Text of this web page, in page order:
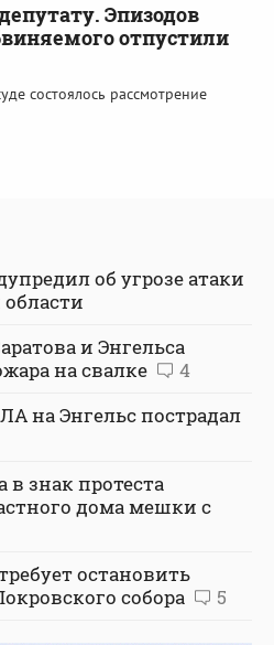
Эпизодов
отпустили
состоялось рассмотрение
об угрозе атаки
и Энгельса
на свалке
4
на Энгельс пострадал
в знак протеста
дома мешки с
остановить
собора
5